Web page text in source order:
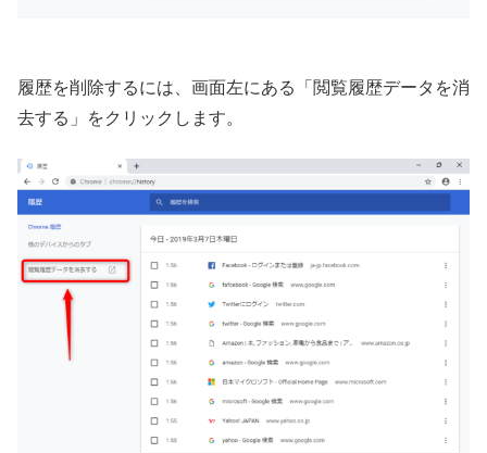
履歴を削除するには、画面左にある「閲覧履歴データを消
去する」をクリックします。